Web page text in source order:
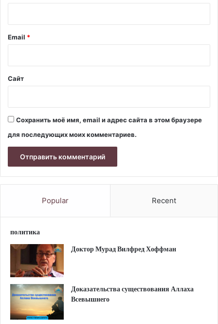
й
Email *
Сайт
Сохранить моё имя, email и адрес сайта в этом браузере
для последующих моих комментариев.
Popular Recent
политика
Доктор Мурад Вилфред Хоффман
Доказательства существования Аллаха
Всевышнего